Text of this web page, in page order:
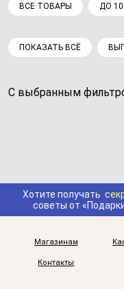
ВСЕ ТОВАРЫ ДО
ПОКАЗАТЬ ВСЁ
С выбранным
Хотите получать
советы от
Магазинам
Контакты